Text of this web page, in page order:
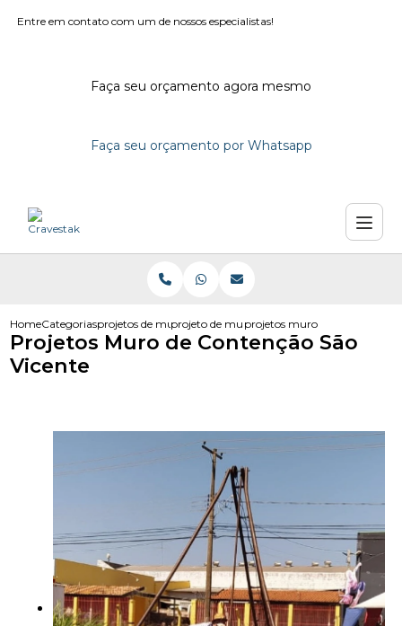
Entre em contato com um de nossos especialistas!
Faça seu orçamento agora mesmo
Faça seu orçamento por Whatsapp
HomeCategoriasprojetos de muroprojeto de muro residencialprojetos muro de contencao
Projetos Muro de Contenção São
Vicente